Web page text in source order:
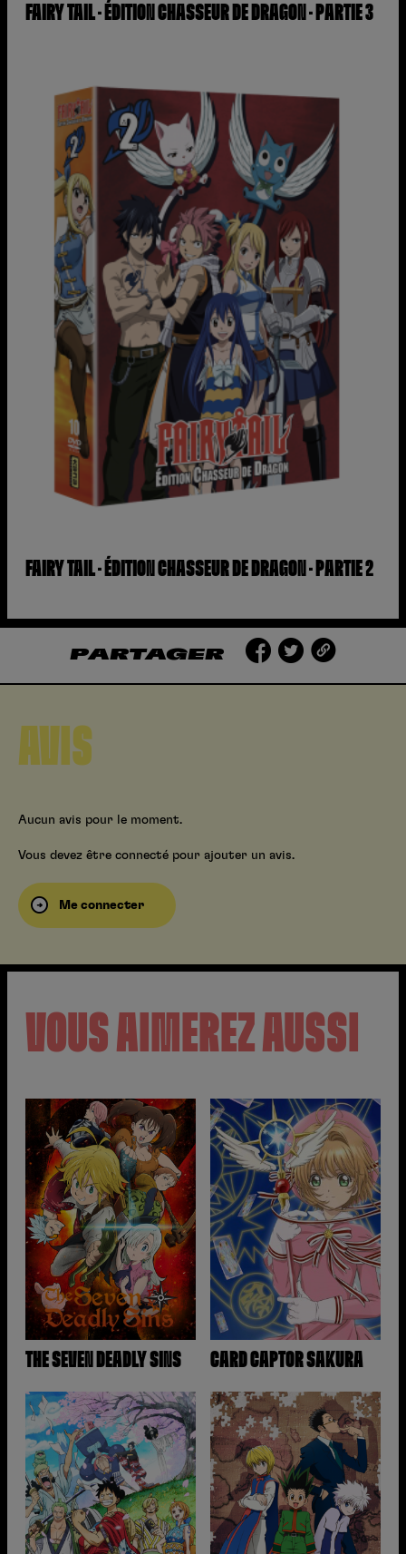
FAIRY TAIL – ÉDITION CHASSEUR DE DRAGON – PARTIE 3
FAIRY TAIL – ÉDITION CHASSEUR DE DRAGON – PARTIE 2
PARTAGER
AVIS
Aucun avis pour le moment.
Vous devez être connecté pour ajouter un avis.
Me connecter
VOUS AIMEREZ AUSSI
THE SEVEN DEADLY SINS CARD CAPTOR SAKURA